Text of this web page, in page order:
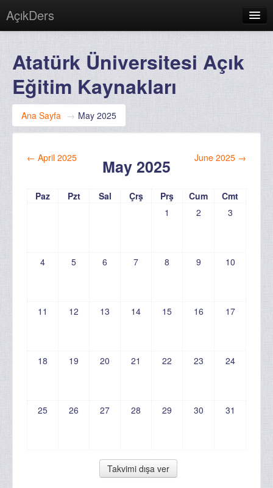
AçıkDers
Giriş yapmadınız. (Giriş yap)
Atatürk Üniversitesi Açık
Eğitim Kaynakları
Ana Sayfa → May 2025
← April 2025 May 2025 June 2025 →
Paz Pzt Sal Çrş Prş Cum
Cmt
1
2 3
4 5 6 7 8 9 10
11 12 13 14 15 16 17
18 19 20 21 22 23 24
25 26 27 28 29 30 31